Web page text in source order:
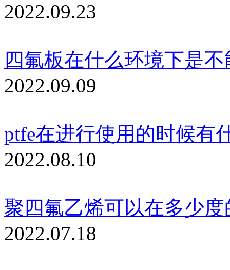
2022.09.23
四氟板在什么环境下是
2022.09.09
ptfe在进行使用的时候有
2022.08.10
聚四氟乙烯可以在多少
2022.07.18